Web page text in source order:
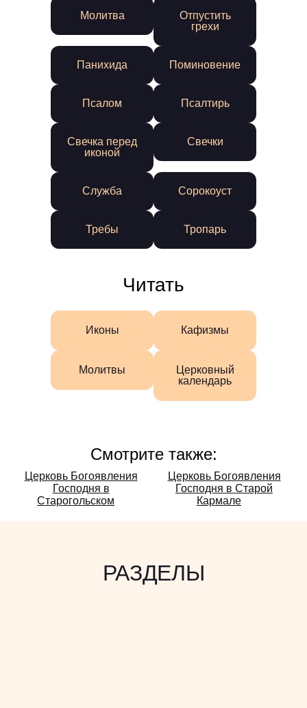
Молитва
Отпустить
грехи
Панихида Поминовение
Псалом Псалтирь
Свечка перед
иконой
Свечки
Служба Сорокоуст
Требы Тропарь
Читать
Иконы Кафизмы
Молитвы
Церковный
календарь
Смотрите также:
Смотрите
также:
Церковь Богоявления
Господня в
Старогольском
Церковь Богоявления
Господня в Старой
Кармале
РАЗДЕЛЫ